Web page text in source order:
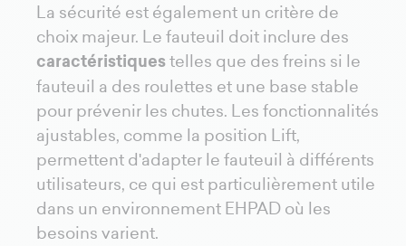
La sécurité est également un critère de
choix majeur. Le fauteuil doit inclure des
caractéristiquestelles que des freins si le
fauteuil a des roulettes et une base stable
pour prévenir les chutes. Les fonctionnalités
ajustables, comme la position Lift,
permettent d'adapter le fauteuil à différents
utilisateurs, ce qui est particulièrement utile
dans un environnement EHPAD où les
besoins varient.